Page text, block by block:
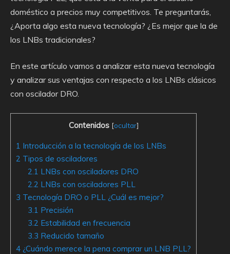
doméstico a precios muy competitivos. Te preguntarás,
¿Aporta algo esta nueva tecnología? ¿Es mejor que la de
los LNBs tradicionales?
En este artículo vamos a analizar esta nueva tecnología
y analizar sus ventajas con respecto a los LNBs clásicos
con oscilador DRO.
Contenidos [ocultar]
1 Introducción a la tecnología de los LNBs
2 Tipos de osciladores
2.1 LNBs con osciladores DRO
2.2 LNBs con osciladores PLL
3 Tecnología DRO o PLL ¿Cuál es mejor?
3.1 Precisión
3.2 Estabilidad en frecuencia
3.3 Reducido tamaño
4 ¿Cuándo merece la pena comprar un LNB PLL?